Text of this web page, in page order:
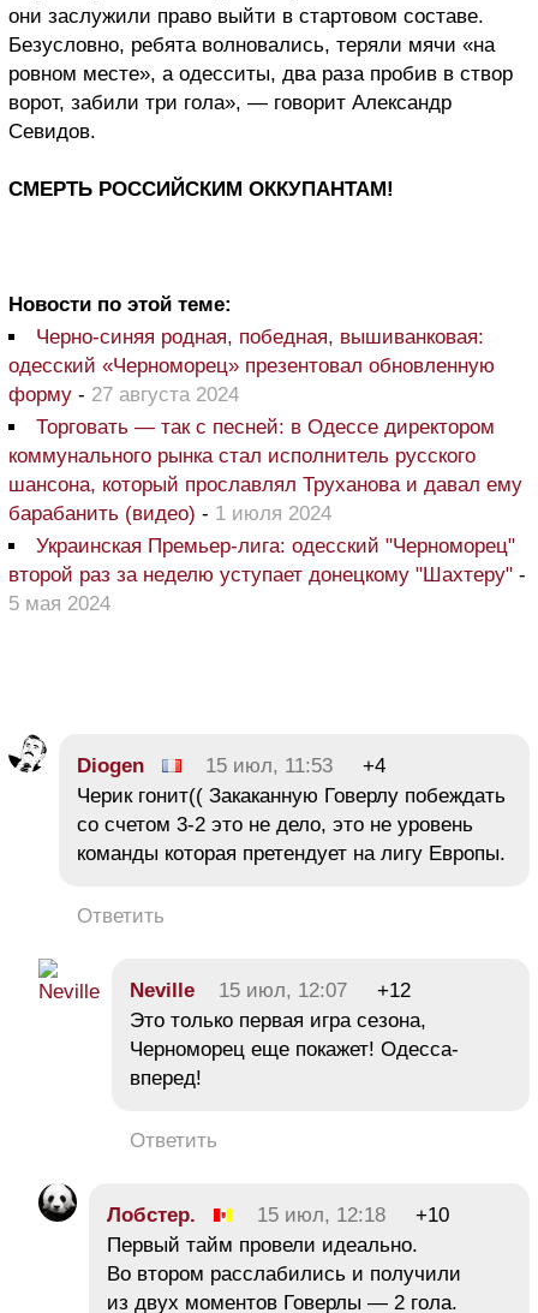
они заслужили право выйти в стартовом составе.
Безусловно, ребята волновались, теряли мячи «на
ровном месте», а одесситы, два раза пробив в створ
ворот, забили три гола», — говорит Александр
Севидов.
СМЕРТЬ РОССИЙСКИМ ОККУПАНТАМ!
Новости по этой теме:
Черно-синяя родная, победная, вышиванковая:
одесский «Черноморец» презентовал обновленную
форму - 27 августа 2024
Торговать — так с песней: в Одессе директором
коммунального рынка стал исполнитель русского
шансона, который прославлял Труханова и давал ему
барабанить (видео) - 1 июля 2024
Украинская Премьер-лига: одесский "Черноморец"
второй раз за неделю уступает донецкому "Шахтеру" -
5 мая 2024
Diogen 15 июл, 11:53
+4
Черик гонит(( Закаканную Говерлу побеждать
со счетом 3-2 это не дело, это не уровень
команды которая претендует на лигу Европы.
Ответить
Neville 15 июл, 12:07
+12
Это только первая игра сезона,
Черноморец еще покажет! Одесса-
вперед!
Ответить
Лобстер. 15 июл, 12:18
+10
Первый тайм провели идеально.
Во втором расслабились и получили
из двух моментов Говерлы — 2 гола.